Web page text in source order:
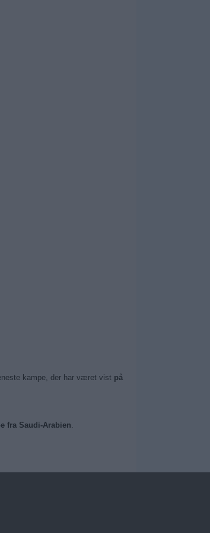
kampe, der har været vist på
fra Saudi-Arabien.